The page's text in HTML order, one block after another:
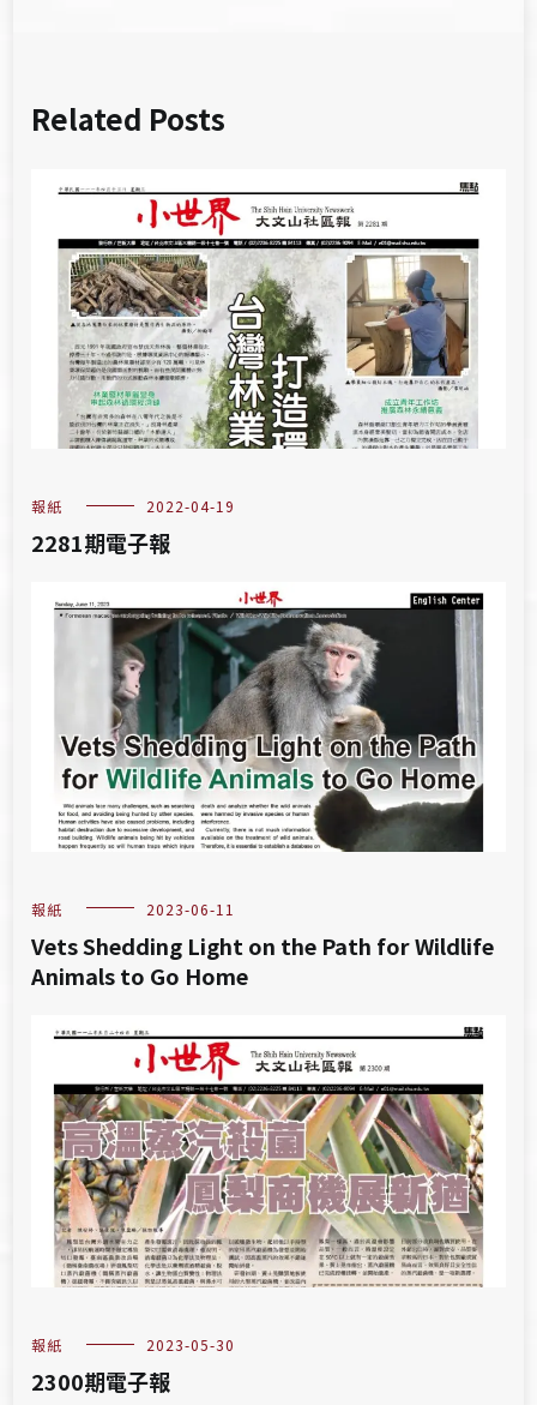
Related Posts
報紙 2022-04-19
2281期電子報
報紙 2023-06-11
Vets Shedding Light on the Path for Wildlife
Animals to Go Home
報紙 2023-05-30
2300期電子報